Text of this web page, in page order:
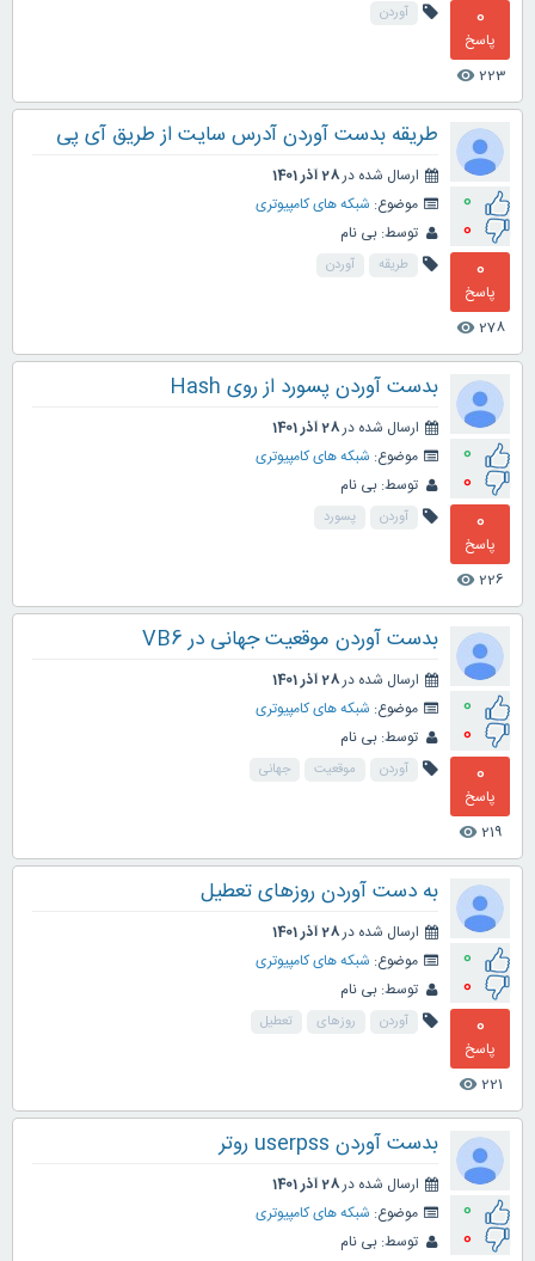
0
پاسخ
223
visibility
آوردن
0
0
0
پاسخ
278
visibility
طریقه بدست آوردن آدرس سایت از طریق آی پی
ارسال شده در28 آذر 1401
موضوع: شبکه های کامپیوتری
توسط: بی نام
طریقه آوردن
0
0
0
پاسخ
226
visibility
بدست آوردن پسورد از روی Hash
ارسال شده در28 آذر 1401
موضوع: شبکه های کامپیوتری
توسط: بی نام
آوردن پسورد
0
0
0
پاسخ
219
visibility
بدست آوردن موقعیت جهانی در VB6
ارسال شده در28 آذر 1401
موضوع: شبکه های کامپیوتری
توسط: بی نام
آوردن موقعیت جهانی
0
0
0
پاسخ
221
visibility
به دست آوردن روزهای تعطیل
ارسال شده در28 آذر 1401
موضوع: شبکه های کامپیوتری
توسط: بی نام
آوردن روزهای تعطیل
0
0
بدست آوردن userpss روتر
ارسال شده در28 آذر 1401
موضوع: شبکه های کامپیوتری
توسط: بی نام